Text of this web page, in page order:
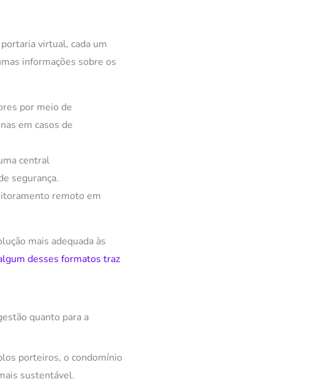
virtual, cada um
informações sobre os
por meio de
em casos de
central
segurança.
remoto em
mais adequada às
desses formatos traz
quanto para a
porteiros, o condomínio
sustentável.